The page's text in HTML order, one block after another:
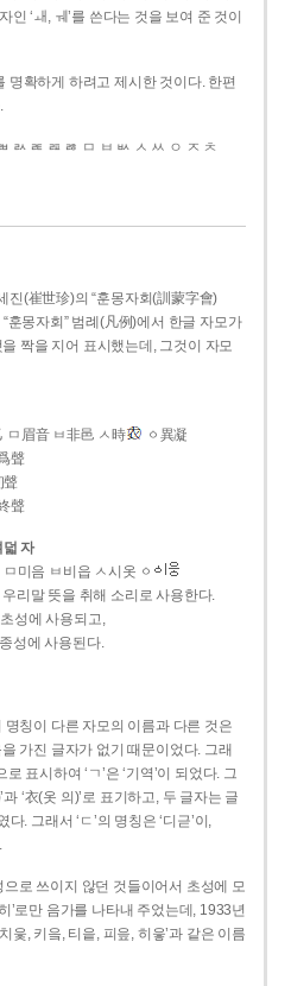
인 ‘ㅙ, ㅞ’를 쓴다는 것을 보여 준 것이
명확하게 하려고 제시한 것이다. 한편
ㄽ ㄾ ㄿ ㅀ ㅁ ㅂ ㅄ ㅅ ㅆ ㅇ ㅈ ㅊ
진(崔世珍)의 “훈몽자회(訓蒙字會)
훈몽자회” 범례(凡例)에서 한글 자모가
짝을 지어 표시했는데, 그것이 자모
ㅁ眉音 ㅂ非邑 ㅅ時
ㆁ異凝
聲
聲
聲
덟 자
미음 ㅂ비읍 ㅅ시옷 ㆁ
리말 뜻을 취해 소리로 사용한다.
성에 사용되고,
성에 사용된다.
명칭이 다른 자모의 이름과 다른 것은
가진 글자가 없기 때문이었다. 그래
로 표시하여 ‘ㄱ’은 ‘기역’이 되었다. 그
과 ‘衣(옷 의)’로 표기하고, 두 글자는 글
. 그래서 ‘ㄷ’의 명칭은 ‘디귿’이,
으로 쓰이지 않던 것들이어서 초성에 모
’로만 음가를 나타내 주었는데, 1933년
읓, 키읔, 티읕, 피읖, 히읗’과 같은 이름